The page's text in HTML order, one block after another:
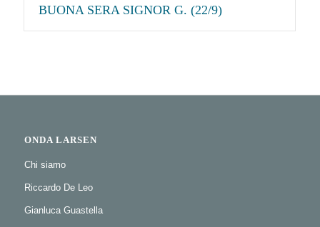
BUONA SERA SIGNOR G. (22/9)
ONDA LARSEN
Chi siamo
Riccardo De Leo
Gianluca Guastella